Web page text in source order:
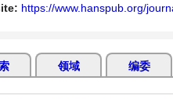
https://www.hanspub.org/
领域 编委